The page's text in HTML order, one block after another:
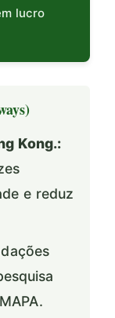
lucro
Kong.:
e reduz